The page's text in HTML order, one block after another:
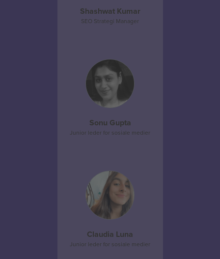
Shashwat Kumar
SEO Strategi Manager
Sonu Gupta
Junior leder for sosiale medier
Claudia Luna
Junior leder for sosiale medier